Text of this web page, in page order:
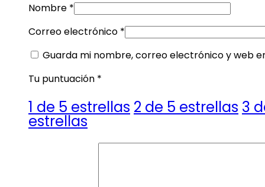
Nombre *
Correo electrónico *
Guarda mi nombre, correo electrónico y web
Tu puntuación *
1 de 5 estrellas 2 de 5 estrellas 3
estrellas